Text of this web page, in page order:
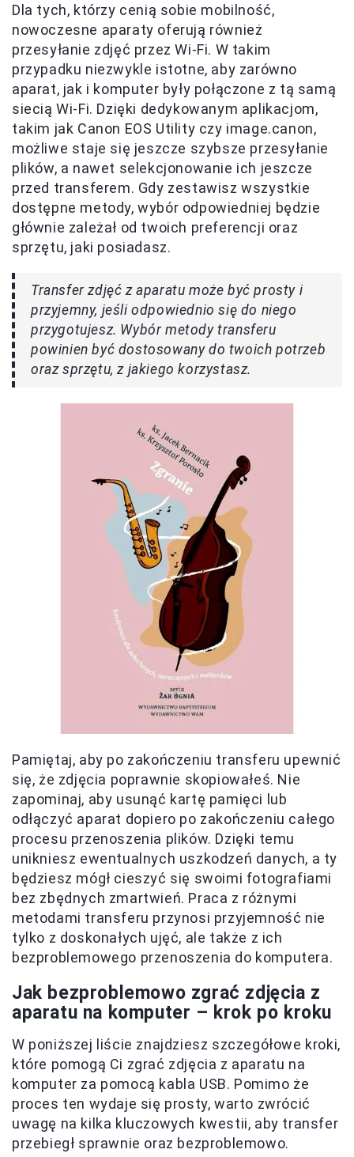
Dla tych, którzy cenią sobie mobilność,
nowoczesne aparaty oferują również
przesyłanie zdjęć przez Wi-Fi. W takim
przypadku niezwykle istotne, aby zarówno
aparat, jak i komputer były połączone z tą samą
siecią Wi-Fi. Dzięki dedykowanym aplikacjom,
takim jak Canon EOS Utility czy image.canon,
możliwe staje się jeszcze szybsze przesyłanie
plików, a nawet selekcjonowanie ich jeszcze
przed transferem. Gdy zestawisz wszystkie
dostępne metody, wybór odpowiedniej będzie
głównie zależał od twoich preferencji oraz
sprzętu, jaki posiadasz.
Transfer zdjęć z aparatu może być prosty i
przyjemny, jeśli odpowiednio się do niego
przygotujesz. Wybór metody transferu
powinien być dostosowany do twoich potrzeb
oraz sprzętu, z jakiego korzystasz.
Pamiętaj, aby po zakończeniu transferu upewnić
się, że zdjęcia poprawnie skopiowałeś. Nie
zapominaj, aby usunąć kartę pamięci lub
odłączyć aparat dopiero po zakończeniu całego
procesu przenoszenia plików. Dzięki temu
unikniesz ewentualnych uszkodzeń danych, a ty
będziesz mógł cieszyć się swoimi fotografiami
bez zbędnych zmartwień. Praca z różnymi
metodami transferu przynosi przyjemność nie
tylko z doskonałych ujęć, ale także z ich
bezproblemowego przenoszenia do komputera.
Jak bezproblemowo zgrać zdjęcia z
aparatu na komputer – krok po kroku
W poniższej liście znajdziesz szczegółowe kroki,
które pomogą Ci zgrać zdjęcia z aparatu na
komputer za pomocą kabla USB. Pomimo że
proces ten wydaje się prosty, warto zwrócić
uwagę na kilka kluczowych kwestii, aby transfer
przebiegł sprawnie oraz bezproblemowo.